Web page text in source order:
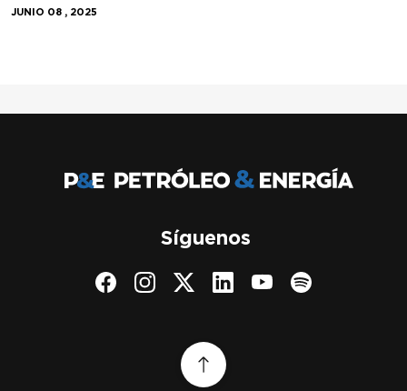
JUNIO 08 , 2025
Síguenos